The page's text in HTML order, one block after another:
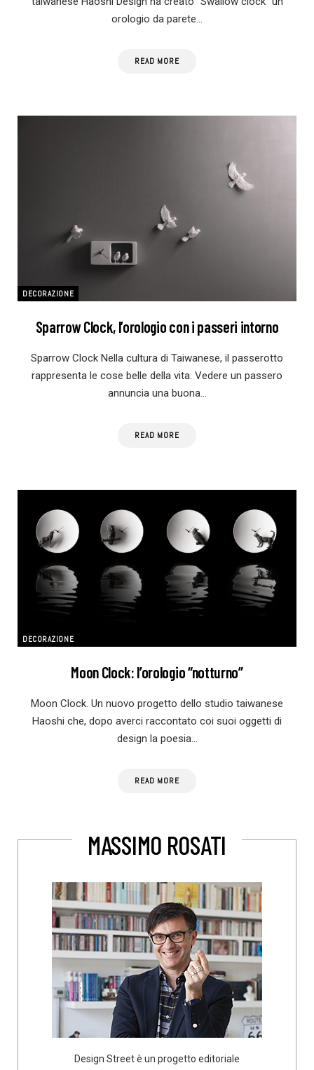
orologio da parete…
READ MORE
DECORAZIONE
Sparrow Clock, l’orologio con i passeri intorno
Sparrow Clock Nella cultura di Taiwanese, il passerotto
rappresenta le cose belle della vita. Vedere un passero
annuncia una buona…
READ MORE
DECORAZIONE
Moon Clock: l’orologio “notturno”
Moon Clock. Un nuovo progetto dello studio taiwanese
Haoshi che, dopo averci raccontato coi suoi oggetti di
design la poesia…
READ MORE
MASSIMO ROSATI
Design Street è un progetto editoriale